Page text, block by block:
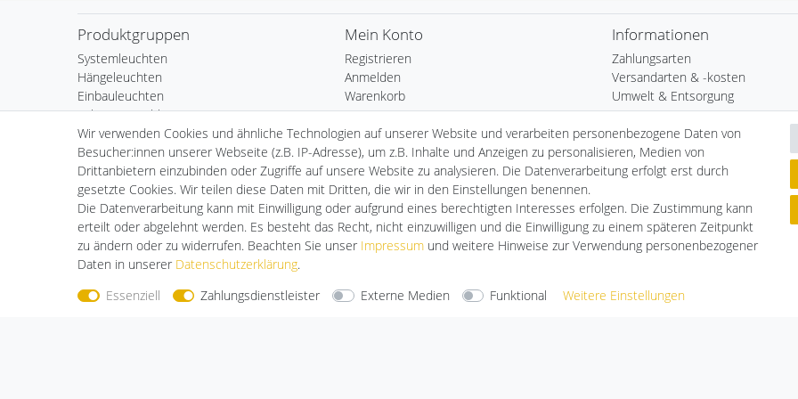
Produktgruppen
Systemleuchten
Hängeleuchten
Einbauleuchten
Schienenstrahler
Vorschaltgeräte
Posten
Fundgrube
Mein Konto
Registrieren
Anmelden
Warenkorb
Kasse
Wunschliste
Informationen
Zahlungsarten
Versandarten & -kosten
Umwelt & Entsorgung
Nehmen SieKontaktmit uns auf Zahlungsarten Versandarten
Wir verwenden Cookies und ähnliche Technologien auf unserer Website und verarbeiten personenbezogene Daten von
Besucher:innen unserer Webseite (z.B. IP-Adresse), um z.B. Inhalte und Anzeigen zu personalisieren, Medien von
Drittanbietern einzubinden oder Zugriffe auf unsere Website zu analysieren. Die Datenverarbeitung erfolgt erst durch
gesetzte Cookies. Wir teilen diese Daten mit Dritten, die wir in den Einstellungen benennen.
Die Datenverarbeitung kann mit Einwilligung oder aufgrund eines berechtigten Interesses erfolgen. Die Zustimmung kann
erteilt oder abgelehnt werden. Es besteht das Recht, nicht einzuwilligen und die Einwilligung zu einem späteren Zeitpunkt
zu ändern oder zu widerrufen. Beachten Sie unser Impressum und weitere Hinweise zur Verwendung personenbezogener
Daten in unserer Daten­schutz­erklärung.
Essenziell
Zahlungsdienstleister Externe Medien Funktional Weitere Einstellungen